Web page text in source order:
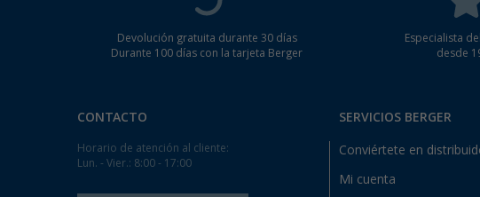
Devolución gratuita durante 30 días
Durante 100 días con la tarjeta Berger
Especialista
desde
CONTACTO
Horario de atención al cliente:
Lun. - Vier.: 8:00 - 17:00
SERVICIOS BERGER
Conviértete en
Mi cuenta